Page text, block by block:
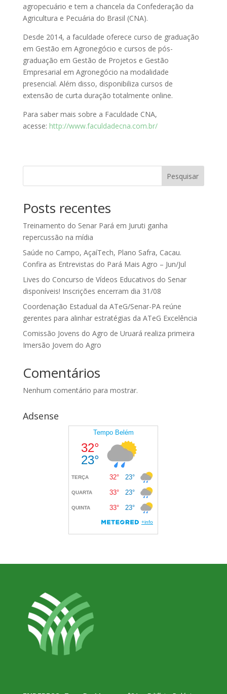
agropecuário e tem a chancela da Confederação da
Agricultura e Pecuária do Brasil (CNA).
Desde 2014, a faculdade oferece curso de graduação
em Gestão em Agronegócio e cursos de pós-
graduação em Gestão de Projetos e Gestão
Empresarial em Agronegócio na modalidade
presencial. Além disso, disponibiliza cursos de
extensão de curta duração totalmente online.
Para saber mais sobre a Faculdade CNA,
acesse: http://www.faculdadecna.com.br/
Pesquisar
Posts recentes
Treinamento do Senar Pará em Juruti ganha
repercussão na mídia
Saúde no Campo, AçaíTech, Plano Safra, Cacau.
Confira as Entrevistas do Pará Mais Agro – Jun/Jul
Lives do Concurso de Vídeos Educativos do Senar
disponíveis! Inscrições encerram dia 31/08
Coordenação Estadual da ATeG/Senar-PA reúne
gerentes para alinhar estratégias da ATeG Excelência
Comissão Jovens do Agro de Uruará realiza primeira
Imersão Jovem do Agro
Comentários
Nenhum comentário para mostrar.
Adsense